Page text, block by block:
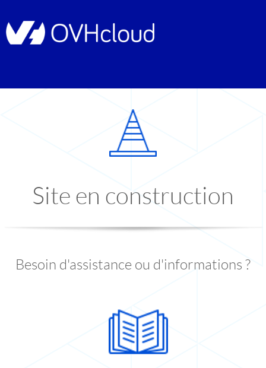
Site en construction
Besoin d'assistance ou d'informations ?